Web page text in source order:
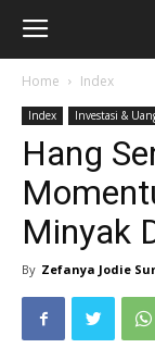
Home Index
Index Investasi &
Hang
Minyak
By Zefanya Jodie